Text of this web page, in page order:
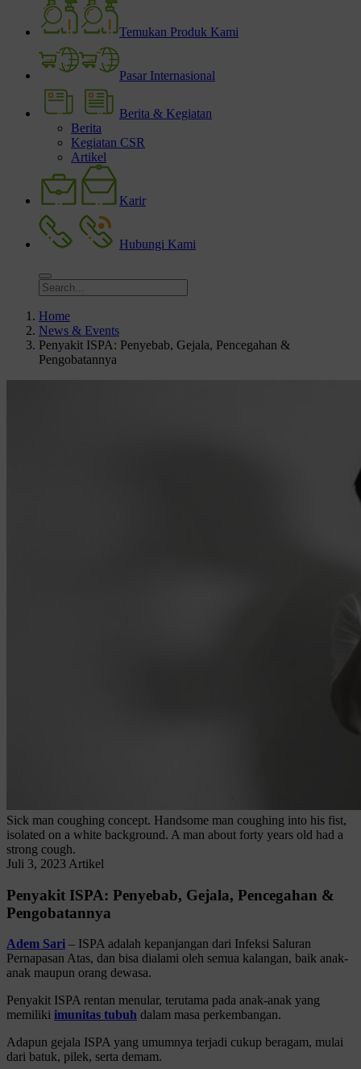
Temukan Produk Kami
Pasar Internasional
Berita & Kegiatan
Berita
Kegiatan CSR
Artikel
Karir
Hubungi Kami
Home
News & Events
Penyakit ISPA: Penyebab, Gejala, Pencegahan &
Pengobatannya
Sick man coughing concept. Handsome man coughing into his fist,
isolated on a white background. A man about forty years old had a
strong cough.
Juli 3, 2023 Artikel
Penyakit ISPA: Penyebab, Gejala, Pencegahan &
Pengobatannya
Adem Sari – ISPA adalah kepanjangan dari Infeksi Saluran
Pernapasan Atas, dan bisa dialami oleh semua kalangan, baik anak-
anak maupun orang dewasa.
Penyakit ISPA rentan menular, terutama pada anak-anak yang
memiliki imunitas tubuh dalam masa perkembangan.
Adapun gejala ISPA yang umumnya terjadi cukup beragam, mulai
dari batuk, pilek, serta demam.